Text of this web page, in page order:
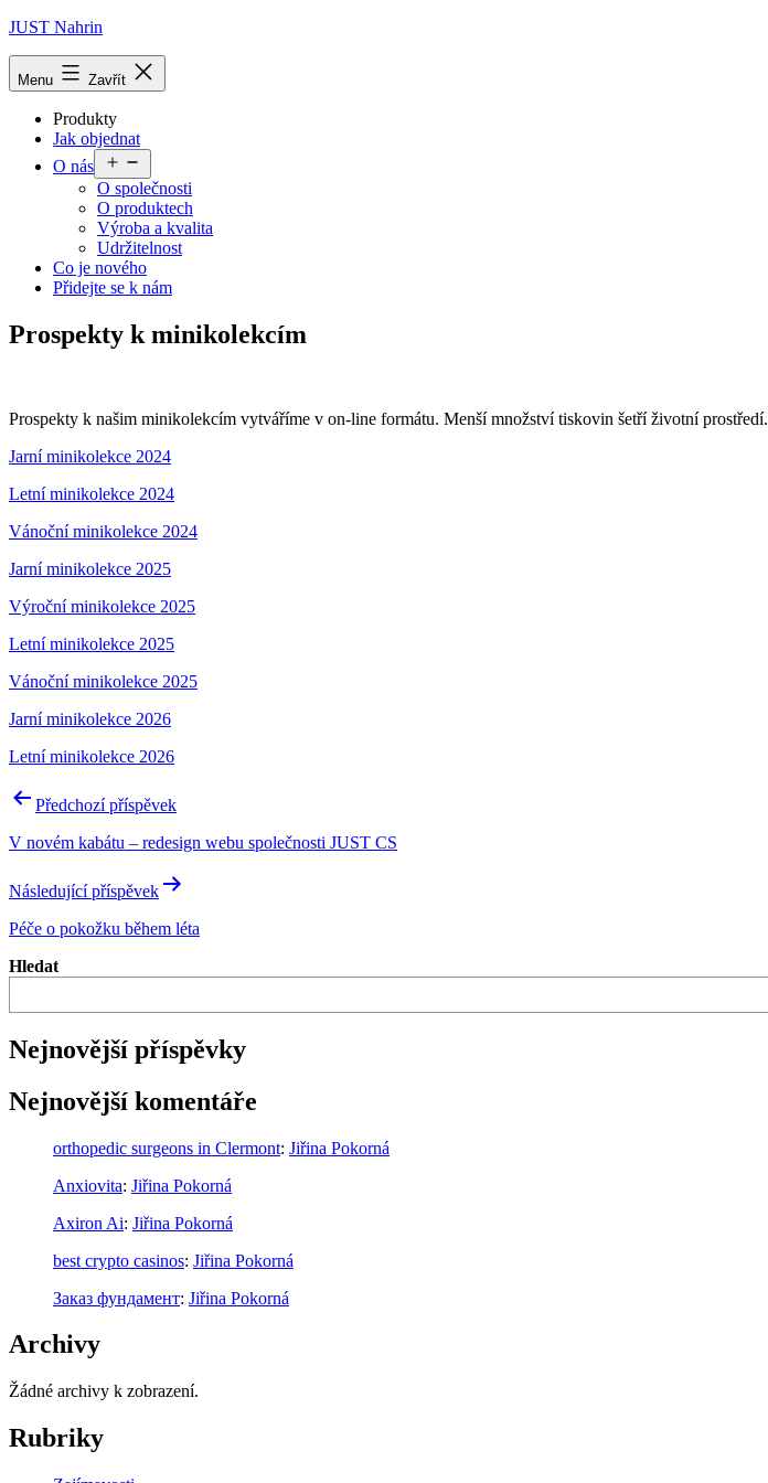
Přejít
JUST Nahrin
Menu Zavřít
Produkty
Jak objednat
O nás
menu
O společnosti
O produktech
Výroba a kvalita
Udržitelnost
Co je nového
Přidejte se k nám
Prospekty k minikolekcím
Prospekty k našim minikolekcím vytváříme v on-line formátu. Menší množství tiskovin šetří životní prostředí.
Jarní minikolekce 2024
Letní minikolekce 2024
Vánoční minikolekce 2024
Jarní minikolekce 2025
Výroční minikolekce 2025
Letní minikolekce 2025
Vánoční minikolekce 2025
Jarní minikolekce 2026
Letní minikolekce 2026
Navigace
příspěvek
Předchozí příspěvek
V novém kabátu – redesign webu společnosti JUST CS
Následující příspěvek
Péče o pokožku během léta
Hledat
Nejnovější příspěvky
Nejnovější komentáře
orthopedic surgeons in Clermont: Jiřina Pokorná
Anxiovita: Jiřina Pokorná
Axiron Ai: Jiřina Pokorná
best crypto casinos: Jiřina Pokorná
Заказ фундамент: Jiřina Pokorná
Archivy
Žádné archivy k zobrazení.
Rubriky